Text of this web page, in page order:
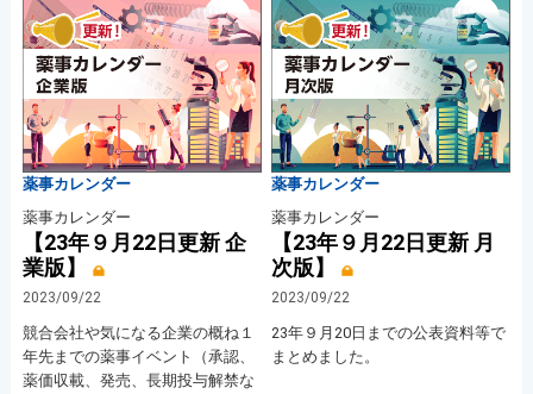
薬事カレンダー
薬事カレンダー
【23年９月22日更新 企
業版】
2023/09/22
競合会社や気になる企業の概ね１
年先までの薬事イベント（承認、
薬価収載、発売、長期投与解禁な
薬事カレンダー
薬事カレンダー
【23年９月22日更新 月
次版】
2023/09/22
23年９月20日までの公表資料等で
まとめました。